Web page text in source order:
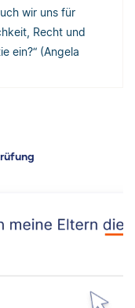
wir uns für
Recht und
ein?“ (Angela